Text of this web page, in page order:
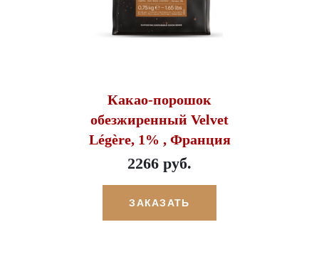
Какао-порошок
обезжиренный Velvet
Légère, 1% , Франция
2266 руб.
ЗАКАЗАТЬ